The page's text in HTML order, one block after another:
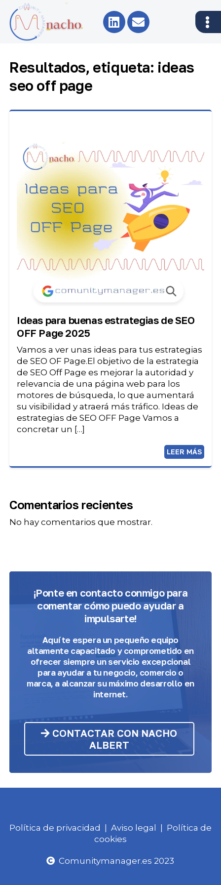
Resultados, etiqueta: ideas
seo off page
Ideas para buenas estrategias de SEO
OFF Page 2025
Vamos a ver unas ideas para tus estrategias
de SEO OF Page.El objetivo de la estrategia
de SEO Off Page es mejorar la autoridad y
relevancia de una página web para los
motores de búsqueda, lo que aumentará
su visibilidad y atraerá más tráfico. Ideas de
estrategias de SEO OFF Page Vamos a
concretar un […]
LEER MÁS
Comentarios recientes
No hay comentarios que mostrar.
¡Ponte en contacto conmigo para
comentar cómo puedo ayudar a
impulsarte!
Aquí te esperaun pequeño equipo
altamente capacitado y comprometido en
ofrecer siempre un servicio excepcional
para ayudar a tu negocio, comercio o
marca, a alcanzar su máximo desarrollo en
internet.
CONTACTAR CON NACHO
ALBERT
Política de privacidad Aviso legal
Política de
cookies
Comunitymanager.es 2023